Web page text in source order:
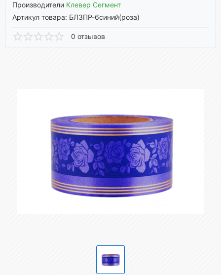
Производители Клевер Сегмент
Артикул товара: БЛЗПР-6синий(роза)
0 отзывов